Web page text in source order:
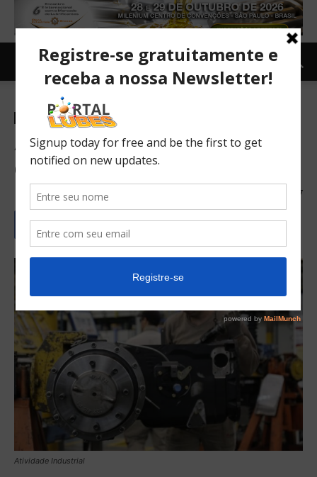
Indústria TOPNEWS
Atividade industrial segue
enfraquecida, aponta CNI
24/10/2018 147
Atividade Industrial